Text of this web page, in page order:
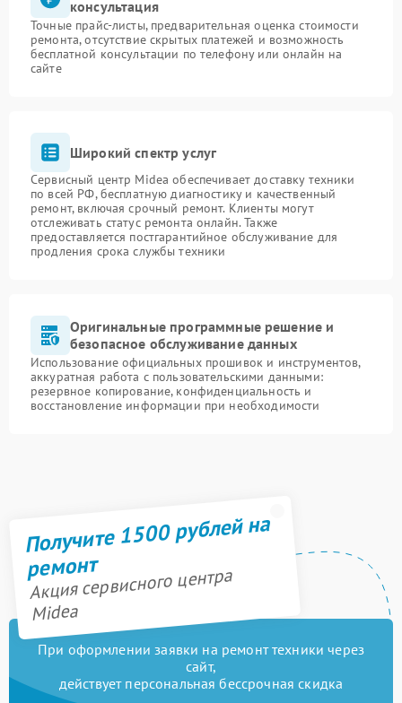
консультация
Точные прайс-листы, предварительная оценка стоимости
ремонта, отсутствие скрытых платежей и возможность
бесплатной консультации по телефону или онлайн на
сайте
Широкий спектр услуг
Сервисный центр Midea обеспечивает доставку техники
по всей РФ, бесплатную диагностику и качественный
ремонт, включая срочный ремонт. Клиенты могут
отслеживать статус ремонта онлайн. Также
предоставляется постгарантийное обслуживание для
продления срока службы техники
Оригинальные программные решение и
безопасное обслуживание данных
Использование официальных прошивок и инструментов,
аккуратная работа с пользовательскими данными:
резервное копирование, конфиденциальность и
восстановление информации при необходимости
Получите 1500 рублей на
ремонт
Акция сервисного центра
Midea
При оформлении заявки на ремонт техники через
сайт,
действует персональная бессрочная скидка